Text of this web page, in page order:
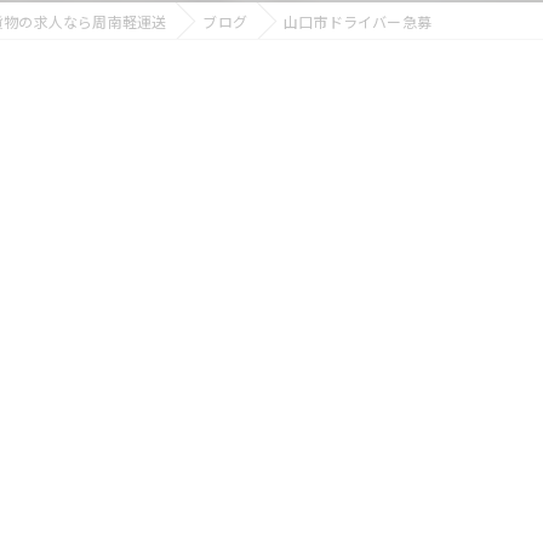
の求人なら周南軽運送 ブログ 山口市ドライバー急募